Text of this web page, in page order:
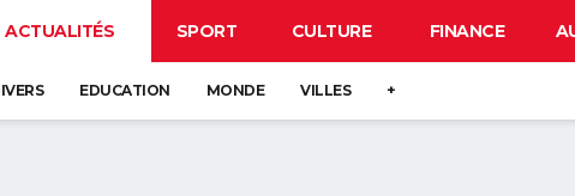
ACTUALITÉS SPORT CULTURE FINANCE
EDUCATION MONDE VILLES +